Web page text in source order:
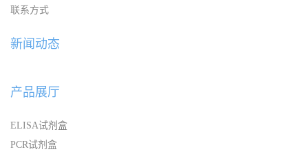
联系方式
新闻动态
产品展厅
ELISA试剂盒
PCR试剂盒